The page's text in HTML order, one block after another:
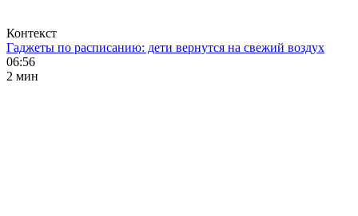
Контекст
Гаджеты по расписанию: дети вернутся на свежий воздух
06:56
2 мин